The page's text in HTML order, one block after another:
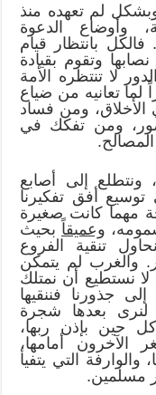
لم تعهده منذ
وأوضاع الدعوة
فالكل بانتظار قيام
وتقوم بقيادة
لا تنتظره الأمة
لما تعانيه من ضياع
ومن فساد
ومن تفكك في
ونتطلع إلى أصابع
توسيع أفق تفكيرنا
مهما كانت صغيرة
وعميقاً بحيث
تنقية الفروع
والغرب لم يتمكن
لا نستطيع أن نمتلك
جذورنا فننقيها
لنرى بعدها شجرة
كل حين بإذن ربها،
الآخرون أمامها،
التي يتفيأ
مسلمين.